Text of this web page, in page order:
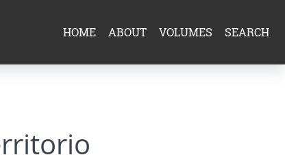
HOME ABOUT VOLUMES SEARCH